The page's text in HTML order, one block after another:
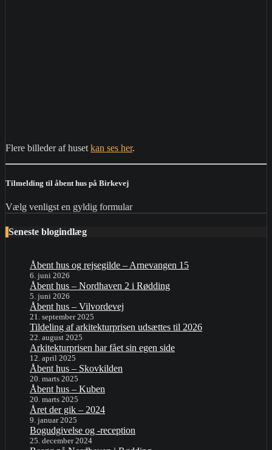
Flere billeder af huset kan ses her.
Tilmelding til åbent hus på Birkevej
Vælg venligst en gyldig formular
Seneste blogindlæg
Åbent hus og rejsegilde – Arnevangen 15
6. juni 2026
Åbent hus – Nordhaven 2 i Rødding
5. juni 2026
Åbent hus – Vilvordevej
21. september 2025
Tildeling af arkitekturprisen udsættes til 2026
22. august 2025
Arkitekturprisen har fået sin egen side
12. april 2025
Åbent hus – Skovkilden
20. marts 2025
Åbent hus – Kuben
20. marts 2025
Året der gik – 2024
9. januar 2025
Bogudgivelse og -reception
25. december 2024